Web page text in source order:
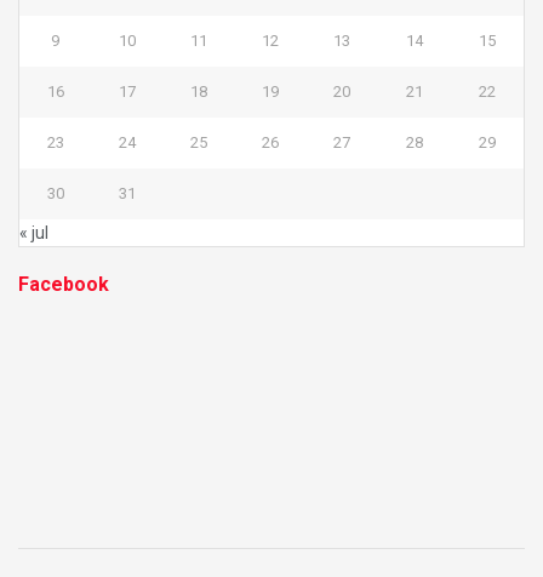
9 10 11 12 13 14 15
16 17 18 19 20 21 22
23 24 25 26 27 28 29
30 31
« jul
Facebook